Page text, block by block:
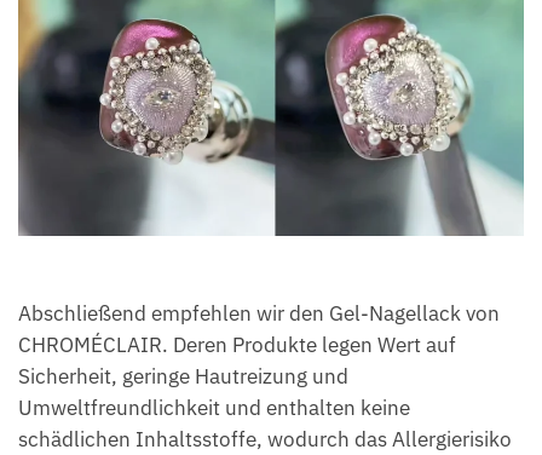
Abschließend empfehlen wir den Gel-Nagellack von
CHROMÉCLAIR. Deren Produkte legen Wert auf
Sicherheit, geringe Hautreizung und
Umweltfreundlichkeit und enthalten keine
schädlichen Inhaltsstoffe, wodurch das Allergierisiko